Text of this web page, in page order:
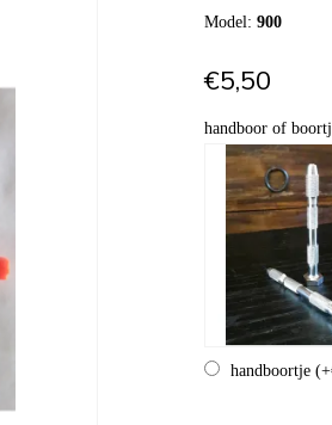
Model:900
€5,50
handboor of
handboortje